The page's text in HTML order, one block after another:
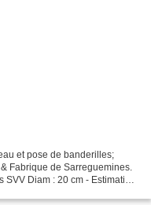
et pose de banderilles;
Fabrique de Sarreguemines.
Diam : 20 cm - Estimation